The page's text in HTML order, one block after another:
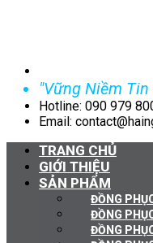
"Vững Niềm
Hotline: 090 979
Email:
TRANG CHỦ
GIỚI THIỆU
SẢN PHẨM
ĐỒNG
ĐỒNG
ĐỒNG